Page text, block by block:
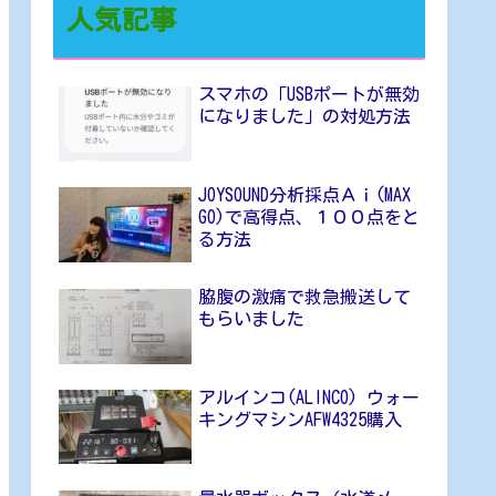
人気記事
スマホの「USBポートが無効
になりました」の対処方法
JOYSOUND分析採点Ａｉ(MAX
GO)で高得点、１００点をと
る方法
脇腹の激痛で救急搬送して
もらいました
アルインコ(ALINCO) ウォー
キングマシンAFW4325購入